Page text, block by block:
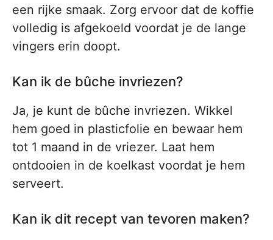
een rijke smaak. Zorg ervoor dat de koffie
volledig is afgekoeld voordat je de lange
vingers erin doopt.
Kan ik de bûche invriezen?
Ja, je kunt de bûche invriezen. Wikkel
hem goed in plasticfolie en bewaar hem
tot 1 maand in de vriezer. Laat hem
ontdooien in de koelkast voordat je hem
serveert.
Kan ik dit recept van tevoren maken?